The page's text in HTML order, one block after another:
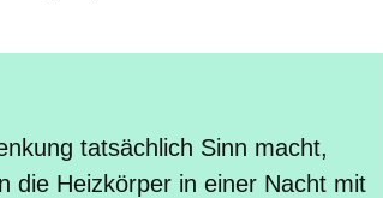
tatsächlich Sinn macht,
die Heizkörper in einer Nacht mit